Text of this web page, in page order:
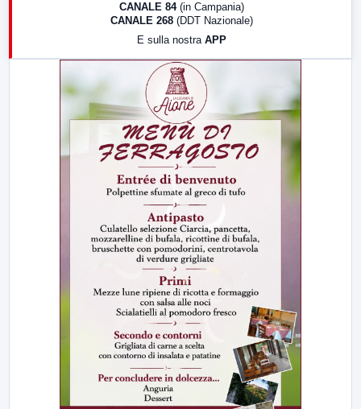
CANALE 84 (in Campania)
CANALE 268 (DDT Nazionale)
E sulla nostra APP